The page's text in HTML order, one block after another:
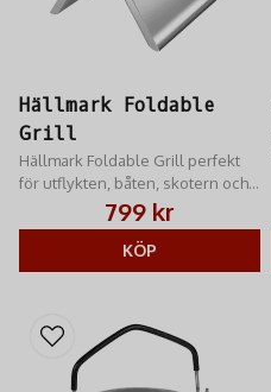
Hällmark Foldable
Grill
Hällmark Foldable Grill perfekt
för utflykten, båten, skotern och
alla typer av friluftsliv.
799 kr
KÖP